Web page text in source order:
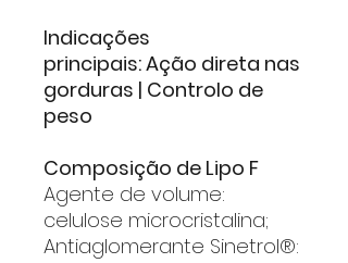
Indicações
principais: Ação direta nas
gorduras | Controlo de
peso
Composição de Lipo F
Agente de volume:
celulose microcristalina;
Antiaglomerante Sinetrol®: